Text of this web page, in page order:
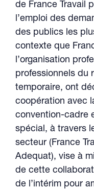
de France Travail
l’emploi des
des publics les
contexte que
l’organisation
professionnels du
temporaire, ont
coopération avec
convention-cadre
spécial, à travers
secteur (France
Adequat), vise à
de cette
de l’intérim pour